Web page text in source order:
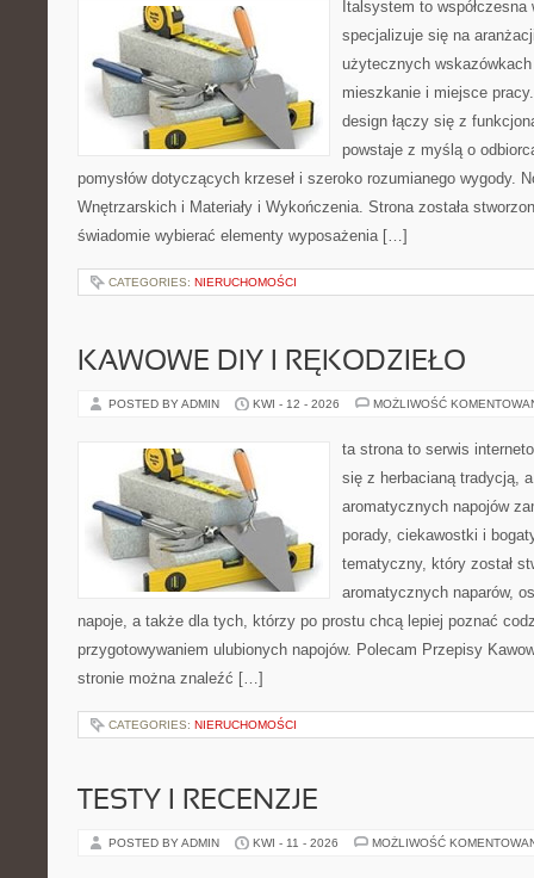
Italsystem to
specjalizuje się na
użytecznych
mieszkanie i miejsce
design łączy się z
powstaje z myślą o
pomysłów dotyczących krzeseł i szeroko rozumianego wygody.
Wnętrzarskich i Materiały i Wykończenia. Strona została
świadomie wybierać elementy wyposażenia […]
CATEGORIES: NIERUCHOMOŚCI
KAWOWE DIY I RĘKODZIEŁO
POSTED BY ADMIN KWI - 12 - 2026 MOŻLIWOŚĆ
ta strona to serwis
się z herbacianą tradycją, a
aromatycznych napojów
porady, ciekawostki i
tematyczny, który został
aromatycznych naparów,
napoje, a także dla tych, którzy po prostu chcą lepiej poznać
przygotowywaniem ulubionych napojów. Polecam Przepisy
stronie można znaleźć […]
CATEGORIES: NIERUCHOMOŚCI
TESTY I RECENZJE
POSTED BY ADMIN KWI - 11 - 2026 MOŻLIWOŚĆ